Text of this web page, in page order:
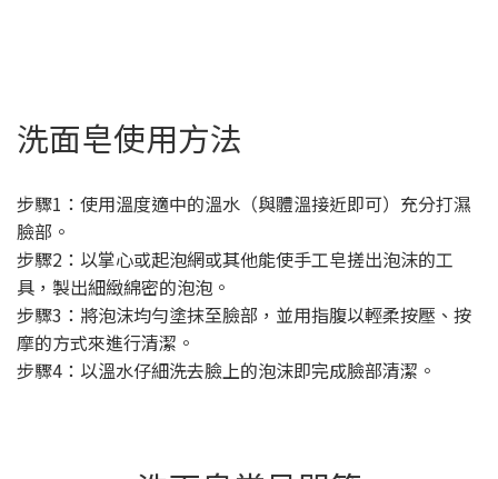
洗面皂使用方法
步驟1：使用溫度適中的溫水（與體溫接近即可）充分打濕
臉部。
步驟2：以掌心或起泡網或其他能使手工皂搓出泡沫的工
具，製出細緻綿密的泡泡。
步驟3：將泡沫均勻塗抹至臉部，並用指腹以輕柔按壓、按
摩的方式來進行清潔。
步驟4：以溫水仔細洗去臉上的泡沫即完成臉部清潔。